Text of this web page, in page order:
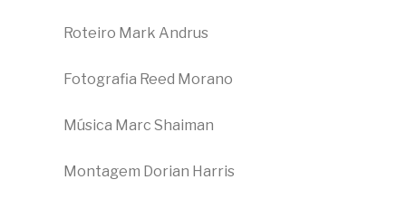
Roteiro Mark Andrus
Fotografia Reed Morano
Música Marc Shaiman
Montagem Dorian Harris